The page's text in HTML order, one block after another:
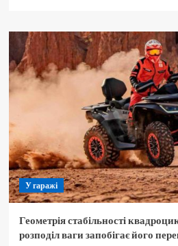
У гаражі
Геометрія стабільності
розподіл ваги запобігає його